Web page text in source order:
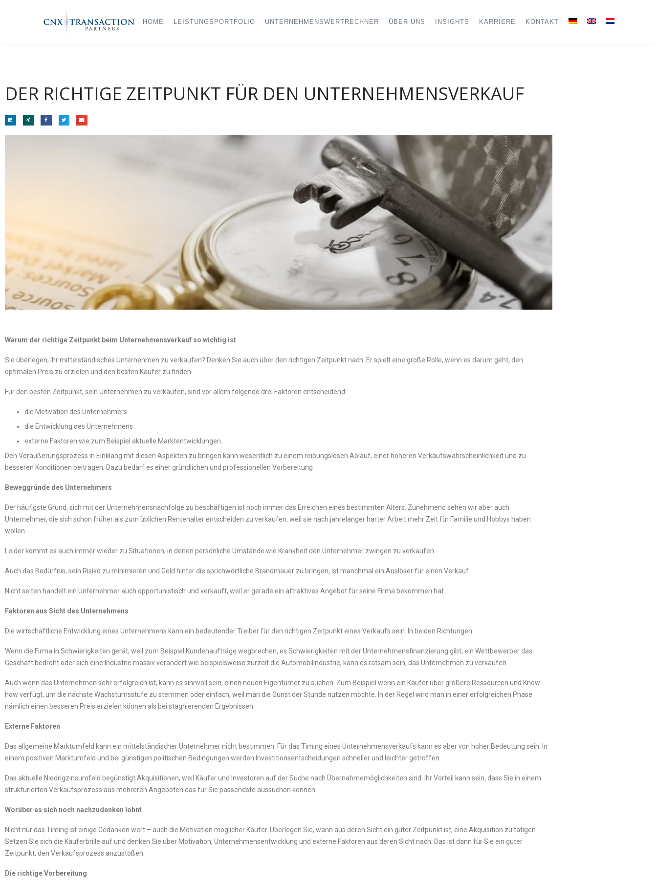
HOME LEISTUNGSPORTFOLIO UNTERNEHMENSWERTRECHNER ÜBER UNS INSIGHTS KARRIERE KONTAKT
DER RICHTIGE ZEITPUNKT FÜR DEN UNTERNEHMENSVERKAUF
Warum der richtige Zeitpunkt beim Unternehmensverkauf so wichtig ist
Sie überlegen, Ihr mittelständisches Unternehmen zu verkaufen? Denken Sie auch über den richtigen Zeitpunkt nach. Er spielt eine große Rolle, wenn es darum geht, den
optimalen Preis zu erzielen und den besten Käufer zu finden.
Für den besten Zeitpunkt, sein Unternehmen zu verkaufen, sind vor allem folgende drei Faktoren entscheidend:
die Motivation des Unternehmers
die Entwicklung des Unternehmens
externe Faktoren wie zum Beispiel aktuelle Marktentwicklungen.
Den Veräußerungsprozess in Einklang mit diesen Aspekten zu bringen kann wesentlich zu einem reibungslosen Ablauf, einer höheren Verkaufswahrscheinlichkeit und zu
besseren Konditionen beitragen. Dazu bedarf es einer gründlichen und professionellen Vorbereitung
Beweggründe des Unternehmers
Der häufigste Grund, sich mit der Unternehmensnachfolge zu beschäftigen ist noch immer das Erreichen eines bestimmten Alters. Zunehmend sehen wir aber auch
Unternehmer, die sich schon früher als zum üblichen Rentenalter entscheiden zu verkaufen, weil sie nach jahrelanger harter Arbeit mehr Zeit für Familie und Hobbys haben
wollen.
Leider kommt es auch immer wieder zu Situationen, in denen persönliche Umstände wie Krankheit den Unternehmer zwingen zu verkaufen.
Auch das Bedürfnis, sein Risiko zu minimieren und Geld hinter die sprichwörtliche Brandmauer zu bringen, ist manchmal ein Auslöser für einen Verkauf.
Nicht selten handelt ein Unternehmer auch opportunistisch und verkauft, weil er gerade ein attraktives Angebot für seine Firma bekommen hat.
Faktoren aus Sicht des Unternehmens
Die wirtschaftliche Entwicklung eines Unternehmens kann ein bedeutender Treiber für den richtigen Zeitpunkt eines Verkaufs sein. In beiden Richtungen.
Wenn die Firma in Schwierigkeiten gerät, weil zum Beispiel Kundenaufträge wegbrechen, es Schwierigkeiten mit der Unternehmensfinanzierung gibt, ein Wettbewerber das
Geschäft bedroht oder sich eine Industrie massiv verändert wie beispielsweise zurzeit die Automobilindustrie, kann es ratsam sein, das Unternehmen zu verkaufen.
Auch wenn das Unternehmen sehr erfolgreich ist, kann es sinnvoll sein, einen neuen Eigentümer zu suchen. Zum Beispiel wenn ein Käufer über größere Ressourcen und Know-
how verfügt, um die nächste Wachstumsstufe zu stemmen oder einfach, weil man die Gunst der Stunde nutzen möchte. In der Regel wird man in einer erfolgreichen Phase
nämlich einen besseren Preis erzielen können als bei stagnierenden Ergebnissen.
Externe Faktoren
Das allgemeine Marktumfeld kann ein mittelständischer Unternehmer nicht bestimmen. Für das Timing eines Unternehmensverkaufs kann es aber von hoher Bedeutung sein. In
einem positiven Marktumfeld und bei günstigen politischen Bedingungen werden Investitionsentscheidungen schneller und leichter getroffen.
Das aktuelle Niedrigzinsumfeld begünstigt Akquisitionen, weil Käufer und Investoren auf der Suche nach Übernahmemöglichkeiten sind. Ihr Vorteil kann sein, dass Sie in einem
strukturierten Verkaufsprozess aus mehreren Angeboten das für Sie passendste aussuchen können.
Worüber es sich noch nachzudenken lohnt
Nicht nur das Timing ist einige Gedanken wert – auch die Motivation möglicher Käufer. Überlegen Sie, wann aus deren Sicht ein guter Zeitpunkt ist, eine Akquisition zu tätigen.
Setzen Sie sich die Käuferbrille auf und denken Sie über Motivation, Unternehmensentwicklung und externe Faktoren aus deren Sicht nach. Das ist dann für Sie ein guter
Zeitpunkt, den Verkaufsprozess anzustoßen.
Die richtige Vorbereitung